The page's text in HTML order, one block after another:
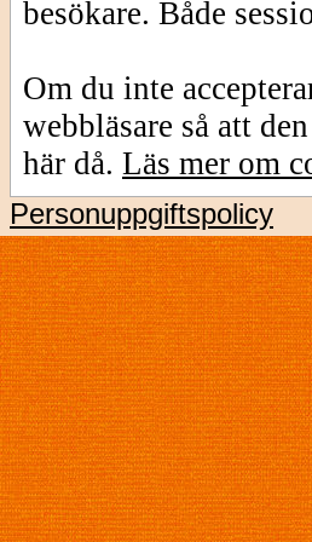
besökare. Både
Om du inte
webbläsare så att
här då. Läs mer om
Personuppgiftspolicy